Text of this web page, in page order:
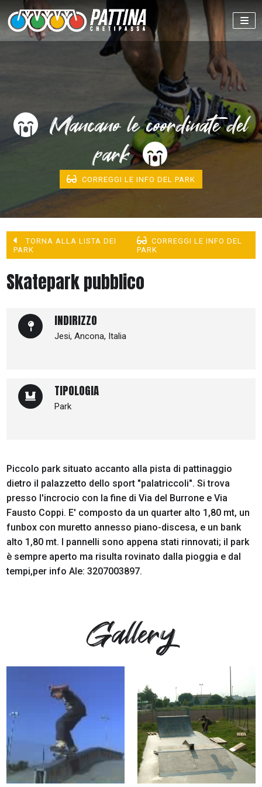
Mancano le coordinate del
park
CORREGGI LE INFO DEL PARK
TORNA ALLA LISTA DEI
PARK
CORREGGI LE INFO DEL
PARK
Skatepark pubblico
INDIRIZZO
Jesi, Ancona, Italia
TIPOLOGIA
Park
Piccolo park situato accanto alla pista di pattinaggio
dietro il palazzetto dello sport "palatriccoli". Si trova
presso l'incrocio con la fine di Via del Burrone e Via
Fausto Coppi. E' composto da un quarter alto 1,80 mt, un
funbox con muretto annesso piano-discesa, e un bank
alto 1,80 mt. I pannelli sono appena stati rinnovati; il park
è sempre aperto ma risulta rovinato dalla pioggia e dal
tempi,per info Ale: 3207003897.
Gallery